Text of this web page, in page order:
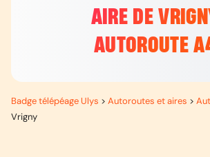
AIRE DE
AUTOROUTE
Badge télépéage Ulys > Autoroutes et aires >
Vrigny